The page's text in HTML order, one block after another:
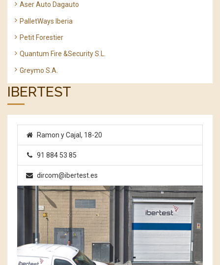
Aser Auto Dagauto
PalletWays Iberia
Petit Forestier
Quantum Fire &Security S.L.
Greymo S.A.
IBERTEST
Ramon y Cajal, 18-20
91 884 53 85
dircom@ibertest.es